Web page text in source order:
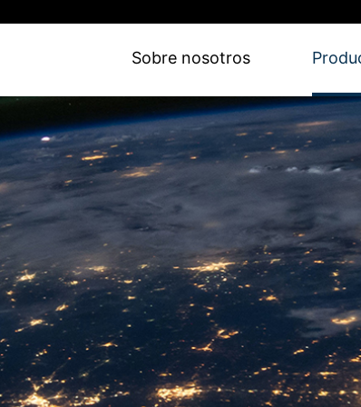
Sobre nosotros